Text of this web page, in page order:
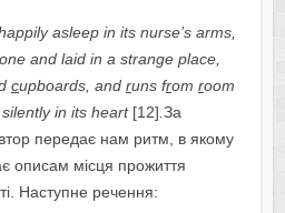
asleep in its nurse’s arms,
and laid in a strange place,
cupboards, and runs from room
in its heart [12].За
передає нам ритм, в якому
описам місця прожиття
Наступне речення: